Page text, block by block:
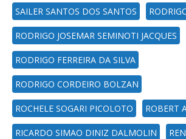
SAILER SANTOS DOS SANTOS
RODRIGO JOSEMAR SEMINOTI JACQUES
RODRIGO FERREIRA DA SILVA
RODRIGO CORDEIRO BOLZAN
ROCHELE SOGARI PICOLOTO ROBERT
RICARDO SIMAO DINIZ DALMOLIN